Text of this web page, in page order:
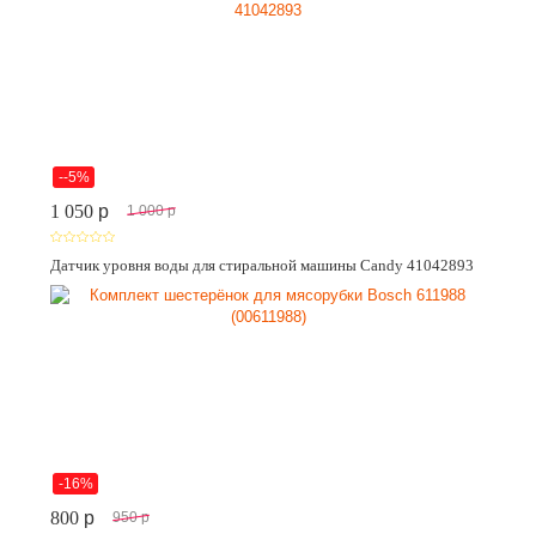
--5%
1 050 p 1 000 p
Датчик уровня воды для стиральной машины Candy 41042893
-16%
800 p 950 p